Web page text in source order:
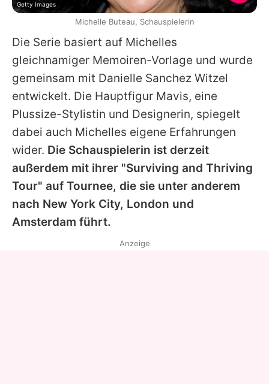
Die Serie basiert auf Michelles
gleichnamiger Memoiren-Vorlage und wurde
gemeinsam mit Danielle Sanchez Witzel
entwickelt. Die Hauptfigur Mavis, eine
Plussize-Stylistin und Designerin, spiegelt
dabei auch Michelles eigene Erfahrungen
wider. Die Schauspielerin ist derzeit
außerdem mit ihrer "Surviving and Thriving
Tour" auf Tournee, die sie unter anderem
nach New York City, London und
Amsterdam führt.
Getty Images
Michelle Buteau, Schauspielerin
Anzeige